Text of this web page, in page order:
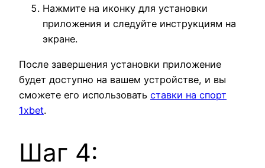
Нажмите на иконку для установки
приложения и следуйте инструкциям на
экране.
После завершения установки приложение
будет доступно на вашем устройстве, и вы
сможете его использовать ставки на спорт
1xbet.
Шаг 4: